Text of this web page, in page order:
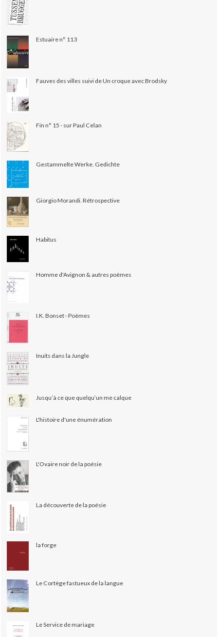
Estuaire n° 113
Fauves des villes suivi de Un croque avec Brodsky
Fin n° 15 - sur Paul Celan
Gestammelte Werke. Gedichte
Giorgio Morandi. Rétrospective
Habitus
Homme d'Avignon & autres poèmes
I.K. Bonset - Poèmes
Inuits dans la Jungle
Jusqu’à ce que quelqu’un me calque
L'histoire d'une énumération
L'Ovaire noir de la poésie
La découverte de la poésie
la forge
Le Cortège fastueux de la langue
Le Service de mariage